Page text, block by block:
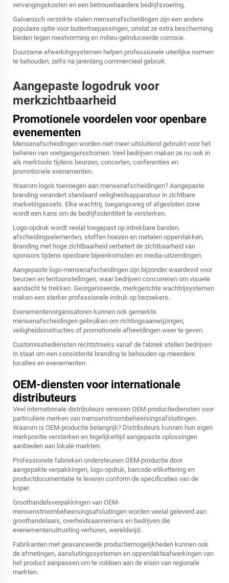
vervangingskosten en een betrouwbaardere bedrijfsvoering.
Galvanisch verzinkte stalen mensenafscheidingen zijn een andere
populaire optie voor buitentoepassingen, omdat ze extra bescherming
bieden tegen roestvorming en milieu-geïnduceerde corrosie.
Duurzame afwerkingsystemen helpen professionele uiterlijke normen
te behouden, zelfs na jarenlang commercieel gebruik.
Aangepaste logodruk voor
merkzichtbaarheid
Promotionele voordelen voor openbare
evenementen
Mensenafscheidingen worden niet meer uitsluitend gebruikt voor het
beheren van voetgangersstromen. Veel bedrijven maken ze nu ook in
als merktools tijdens beurzen, concerten, conferenties en
promotionele evenementen.
Waarom logo's toevoegen aan mensenafscheidingen? Aangepaste
branding verandert standaard veiligheidsapparatuur in zichtbare
marketingassets. Elke wachtrij, toegangsweg of afgesloten zone
wordt een kans om de bedrijfsidentiteit te versterken.
Logo-opdruk wordt veelal toegepast op intrekbare banden,
afscheidingselementen, stoffen hoezen en metalen oppervlakken.
Branding met hoge zichtbaarheid verbetert de zichtbaarheid van
sponsors tijdens openbare bijeenkomsten en media-uitzendingen.
Aangepaste logo-mensenafscheidingen zijn bijzonder waardevol voor
beurzen en tentoonstellingen, waar bedrijven concurreren om visuele
aandacht te trekken. Georganiseerde, merkgerichte wachtrijsystemen
maken een sterker professionele indruk op bezoekers.
Evenementenorganisatoren kunnen ook gemerkte
mensenafscheidingen gebruiken om richtingsaanwijzingen,
veiligheidsinstructies of promotionele afbeeldingen weer te geven.
Customisatiediensten rechtstreeks vanaf de fabriek stellen bedrijven
in staat om een consistente branding te behouden op meerdere
locaties en evenementen.
OEM-diensten voor internationale
distributeurs
Veel internationale distributeurs vereisen OEM-productiediensten voor
particuliere merken van mensenstroombeheersingsafsluitingen.
Waarom is OEM-productie belangrijk? Distributeurs kunnen hun eigen
merkpositie versterken en tegelijkertijd aangepaste oplossingen
aanbieden aan lokale markten.
Professionele fabrieken ondersteunen OEM-productie door
aangepakte verpakkingen, logo-opdruk, barcode-etikettering en
productdocumentatie te leveren conform de specificaties van de
koper.
Groothandelsverpakkingen van OEM-
mensenstroombeheersingsafsluitingen worden veelal geleverd aan
groothandelaars, overheidsaannemers en bedrijven die
evenementenuitrusting verhuren, wereldwijd.
Fabrikanten met geavanceerde productiemogelijkheden kunnen ook
de afmetingen, aansluitingssystemen en oppervlakteafwerkingen van
het product aanpassen om te voldoen aan de eisen van regionale
markten.